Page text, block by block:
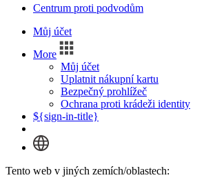
Centrum proti podvodům
Můj účet
More
Můj účet
Uplatnit nákupní kartu
Bezpečný prohlížeč
Ochrana proti krádeži identity
${sign-in-title}
Tento web v jiných zemích/oblastech: